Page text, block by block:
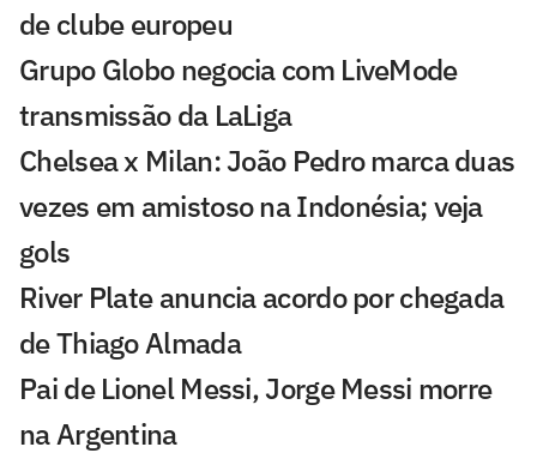
de clube europeu
Grupo Globo negocia com LiveMode
transmissão da LaLiga
Chelsea x Milan: João Pedro marca duas
vezes em amistoso na Indonésia; veja
gols
River Plate anuncia acordo por chegada
de Thiago Almada
Pai de Lionel Messi, Jorge Messi morre
na Argentina